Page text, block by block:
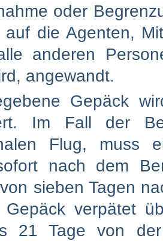
oder
die Agenten,
anderen
angewandt.
Gepäck
Im Fall der
Flug, muss
nach dem
sieben Tagen
verpätet
21 Tage von